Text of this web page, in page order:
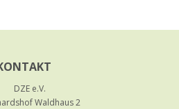
DZE e.V.
Waldhaus 2